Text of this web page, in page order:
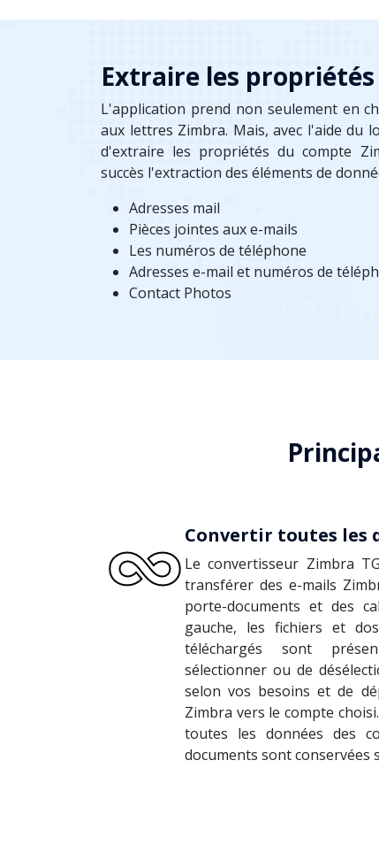
Extraire les
L'application prend non seulement en
aux lettres Zimbra. Mais, avec l'aide du
d'extraire les propriétés du compte
succès l'extraction des éléments de
Adresses mail
Pièces jointes aux e-mails
Les numéros de téléphone
Adresses e-mail et numéros de
Contact Photos
Convertir toutes les
Le convertisseur Zimbra
transférer des e-mails
porte-documents et des
gauche, les fichiers et
téléchargés sont
sélectionner ou de
selon vos besoins et de
Zimbra vers le compte
toutes les données des
documents sont conservées